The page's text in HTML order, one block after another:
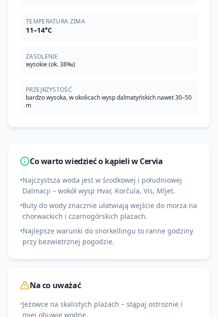
TEMPERATURA ZIMA
11–14°C
ZASOLENIE
wysokie (ok. 38‰)
PRZEJRZYSTOŚĆ
bardzo wysoka, w okolicach wysp dalmatyńskich nawet 30–50
m
Co warto wiedzieć o kąpieli wCervia
•Najczystsza woda jest w środkowej i południowej
Dalmacji – wokół wysp Hvar, Korčula, Vis, Mljet.
•Buty do wody znacznie ułatwiają wejście do morza na
chorwackich i czarnogórskich plażach.
•Najlepsze warunki do snorkellingu to ranne godziny
przy bezwietrznej pogodzie.
Na co uważać
•Jeżowce na skalistych plażach – stąpaj ostrożnie i
miej obuwie wodne.